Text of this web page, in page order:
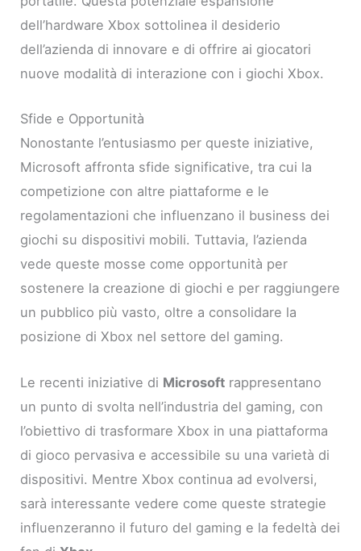
dell’hardware Xbox sottolinea il desiderio
dell’azienda di innovare e di offrire ai giocatori
nuove modalità di interazione con i giochi Xbox.
Sfide e Opportunità
Nonostante l’entusiasmo per queste iniziative,
Microsoft affronta sfide significative, tra cui la
competizione con altre piattaforme e le
regolamentazioni che influenzano il business dei
giochi su dispositivi mobili. Tuttavia, l’azienda
vede queste mosse come opportunità per
sostenere la creazione di giochi e per raggiungere
un pubblico più vasto, oltre a consolidare la
posizione di Xbox nel settore del gaming.
Le recenti iniziative di Microsoft rappresentano
un punto di svolta nell’industria del gaming, con
l’obiettivo di trasformare Xbox in una piattaforma
di gioco pervasiva e accessibile su una varietà di
dispositivi. Mentre Xbox continua ad evolversi,
sarà interessante vedere come queste strategie
influenzeranno il futuro del gaming e la fedeltà dei